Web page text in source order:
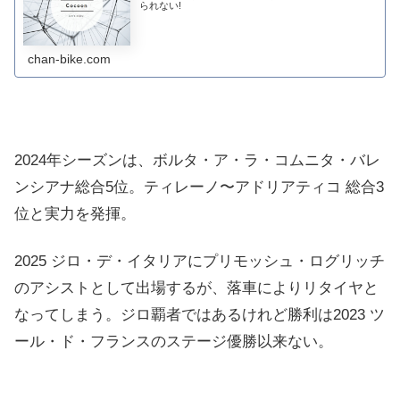
られない!
chan-bike.com
2024年シーズンは、ボルタ・ア・ラ・コムニタ・バレ
ンシアナ総合5位。ティレーノ〜アドリアティコ 総合3
位と実力を発揮。
2025 ジロ・デ・イタリアにプリモッシュ・ログリッチ
のアシストとして出場するが、落車によりリタイヤと
なってしまう。ジロ覇者ではあるけれど勝利は2023 ツ
ール・ド・フランスのステージ優勝以来ない。